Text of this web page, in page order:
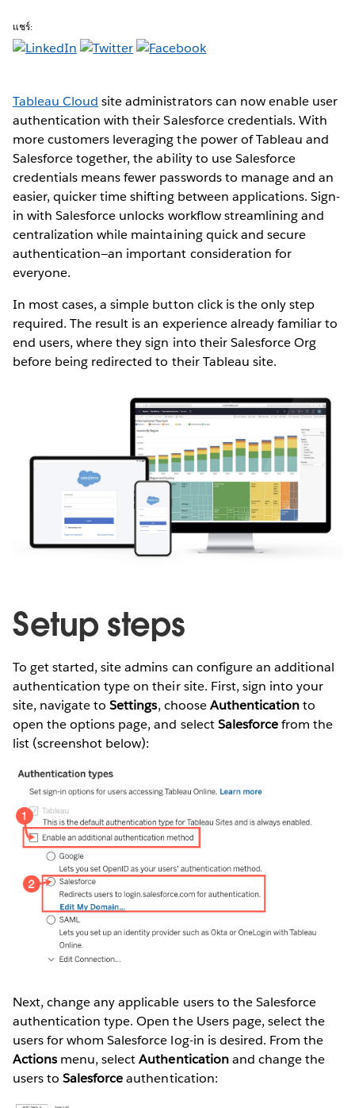
แชร์:
Tableau Cloud site administrators can now enable user
authentication with their Salesforce credentials. With
more customers leveraging the power of Tableau and
Salesforce together, the ability to use Salesforce
credentials means fewer passwords to manage and an
easier, quicker time shifting between applications. Sign-
in with Salesforce unlocks workflow streamlining and
centralization while maintaining quick and secure
authentication—an important consideration for
everyone.
In most cases, a simple button click is the only step
required. The result is an experience already familiar to
end users, where they sign into their Salesforce Org
before being redirected to their Tableau site.
Setup steps
To get started, site admins can configure an additional
authentication type on their site. First, sign into your
site, navigate toSettings, chooseAuthenticationto
open the options page, and selectSalesforcefrom the
list (screenshot below):
Next, change any applicable users to the Salesforce
authentication type. Open the Users page, select the
users for whom Salesforce log-in is desired. From the
Actions menu, selectAuthenticationand change the
users toSalesforceauthentication: